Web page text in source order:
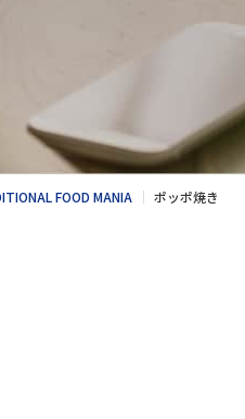
れからのNOSAWA 経
乳酸
クラ
受
情報
競走馬輸送・家畜輸入
関
野澤北海道農場
維NEWS
新
FOOD MANIA ポッポ焼き